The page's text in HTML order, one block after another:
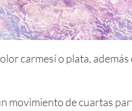
carmesí o plata,
movimiento de cuartas